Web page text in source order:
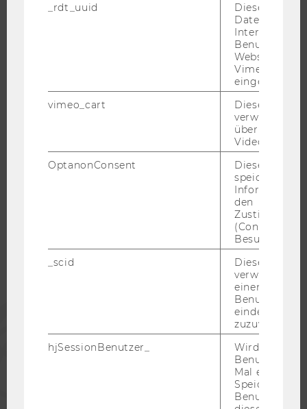
JOBPORTAL
KARRIEREKONTAKTE AN DER WU
KARRIERENETZWERKE AN DER WU
ALUMNI
MITARBEITENDE
_rdt_uuid
Dieses
Daten über
Interaktionen
Websites, auf
Vimeo-Video
eingebettet
vimeo_cart
Dieses
verwendet,
überprüfen,
Video
OptanonConsent
Dieses Cookie
speichert
den
(Consent)
Besuchers.
_scid
Dieses
verwendet,
einem/einer
Benutzer*in
eindeutige ID
zuzuweisen
hjSessionBenutzer_
Wird gesetzt,
Benutzer
Mal eine
Speichert die
Benutzer-ID,